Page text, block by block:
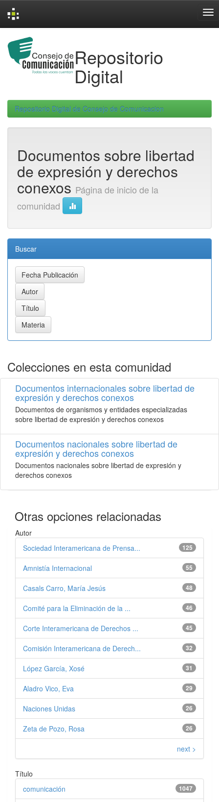
navigation
Repositorio
Digital
Repositorio Digital de Consejo de Comunicacion
Documentos sobre libertad
de expresión y derechos
conexos Página de inicio de la
comunidad
Buscar
Colecciones en esta comunidad
Documentos internacionales sobre libertad de
expresión y derechos conexos
Documentos de organismos y entidades especializadas
sobre libertad de expresión y derechos conexos
Documentos nacionales sobre libertad de
expresión y derechos conexos
Documentos nacionales sobre libertad de expresión y
derechos conexos
Otras opciones relacionadas
Autor
125
Sociedad Interamericana de Prensa...
55
Amnistía Internacional
48
Casals Carro, María Jesús
46
Comité para la Eliminación de la ...
45
Corte Interamericana de Derechos ...
32
Comisión Interamericana de Derech...
31
López García, Xosé
29
Aladro Vico, Eva
26
Naciones Unidas
26
Zeta de Pozo, Rosa
next >
Título
1047
comunicación